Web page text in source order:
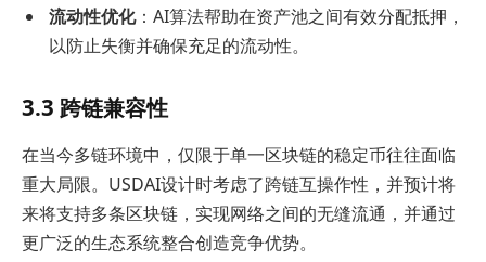
流动性优化：AI算法帮助在资产池之间有效分配抵押，
以防止失衡并确保充足的流动性。
3.3 跨链兼容性
在当今多链环境中，仅限于单一区块链的稳定币往往面临
重大局限。USDAI设计时考虑了跨链互操作性，并预计将
来将支持多条区块链，实现网络之间的无缝流通，并通过
更广泛的生态系统整合创造竞争优势。